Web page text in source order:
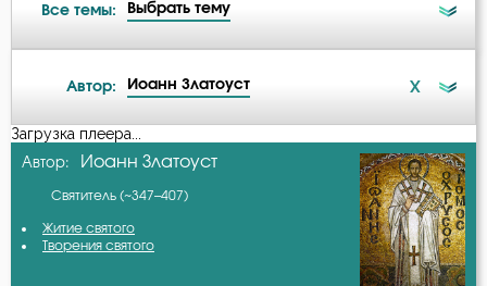
Все темы: Выбрать тему
Ад
Ангел
Ангел Хранитель
Автор: Иоанн Златоуст X
А-я
Авва Дорофей
Авва Исайя (Скитский)
Загрузка плеера...
Автор: Иоанн Златоуст
Святитель (~347–407)
Житие святого
Творения святого